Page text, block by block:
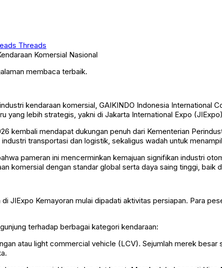
Threads
membaca terbaik.
kendaraan komersial, GAIKINDO Indonesia International
yang lebih strategis, yakni di Jakarta International Expo
kembali mendapat dukungan penuh dari Kementerian
transportasi dan logistik, sekaligus wadah untuk
pameran ini mencerminkan kemajuan signifikan industri
komersial dengan standar global serta daya saing tinggi, baik
JIExpo Kemayoran mulai dipadati aktivitas persiapan. Para
terhadap berbagai kategori kendaraan:
atau light commercial vehicle (LCV). Sejumlah merek